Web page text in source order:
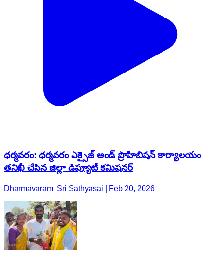
ధర్మవరం: ధర్మవరం ఎక్సైజ్ అండ్ ప్రొహిబిషన్ కార్యాలయం
తనిఖీ చేసిన జిల్లా డిప్యూటీ కమిషనర్
Dharmavaram, Sri Sathyasai | Feb 20, 2026